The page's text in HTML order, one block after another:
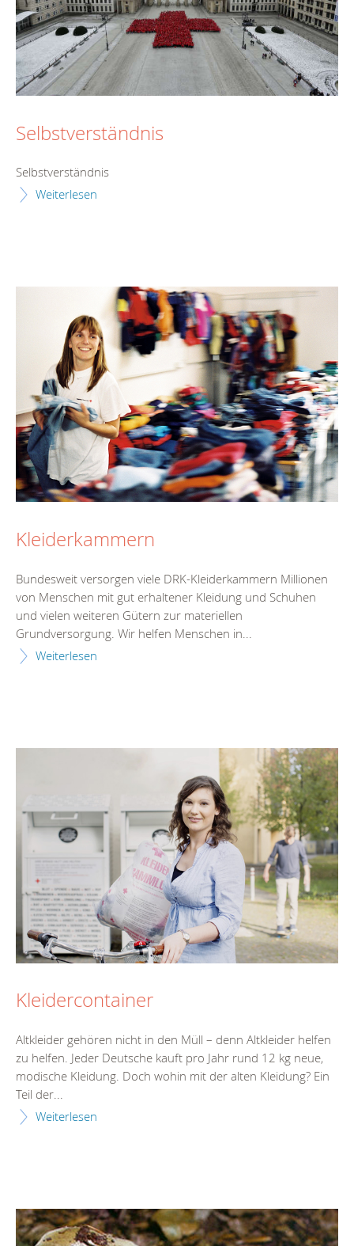
Selbstverständnis
Selbstverständnis
Weiterlesen
Kleiderkammern
Bundesweit versorgen viele DRK-Kleiderkammern Millionen
von Menschen mit gut erhaltener Kleidung und Schuhen
und vielen weiteren Gütern zur materiellen
Grundversorgung. Wir helfen Menschen in...
Weiterlesen
Kleidercontainer
Altkleider gehören nicht in den Müll – denn Altkleider helfen
zu helfen. Jeder Deutsche kauft pro Jahr rund 12 kg neue,
modische Kleidung. Doch wohin mit der alten Kleidung? Ein
Teil der...
Weiterlesen